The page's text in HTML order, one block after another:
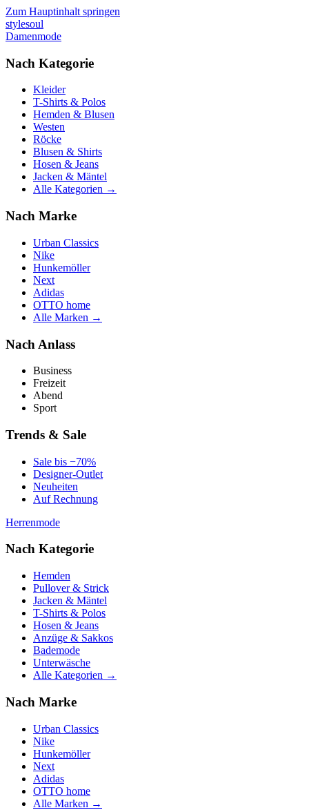
Zum Hauptinhalt springen
stylesoul
Damenmode
Nach Kategorie
Kleider
T-Shirts & Polos
Hemden & Blusen
Westen
Röcke
Blusen & Shirts
Hosen & Jeans
Jacken & Mäntel
Alle Kategorien →
Nach Marke
Urban Classics
Nike
Hunkemöller
Next
Adidas
OTTO home
Alle Marken →
Nach Anlass
Business
Freizeit
Abend
Sport
Trends & Sale
Sale bis −70%
Designer-Outlet
Neuheiten
Auf Rechnung
Herrenmode
Nach Kategorie
Hemden
Pullover & Strick
Jacken & Mäntel
T-Shirts & Polos
Hosen & Jeans
Anzüge & Sakkos
Bademode
Unterwäsche
Alle Kategorien →
Nach Marke
Urban Classics
Nike
Hunkemöller
Next
Adidas
OTTO home
Alle Marken →